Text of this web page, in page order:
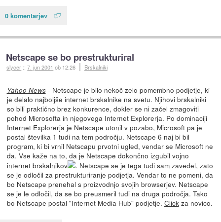
0 komentarjev
Netscape se bo prestrukturiral
slycer ::7. jun 2001 ob 12:26 Brskalniki
Yahoo News- Netscape je bilo nekoč zelo pomembno podjetje, ki
je delalo najboljše internet brskalnike na svetu. Njihovi brskalniki
so bili praktično brez konkurence, dokler se ni začel zmagoviti
pohod Microsofta in njegovega Internet Explorerja. Po dominaciji
Internet Explorerja je Netscape utonil v pozabo, Microsoft pa je
postal številka 1 tudi na tem področju. Netscape 6 naj bi bil
program, ki bi vrnil Netscapu prvotni ugled, vendar se Microsoft ne
da. Vse kaže na to, da je Netscape dokončno izgubil vojno
internet brskalnikov
. Netscape se je tega tudi sam zavedel, zato
se je odločil za prestrukturiranje podjetja. Vendar to ne pomeni, da
bo Netscape prenehal s proizvodnjo svojih browserjev. Netscape
se je le odločil, da se bo preusmeril tudi na druga področja. Tako
bo Netscape postal "Internet Media Hub" podjetje. Clickza novico.